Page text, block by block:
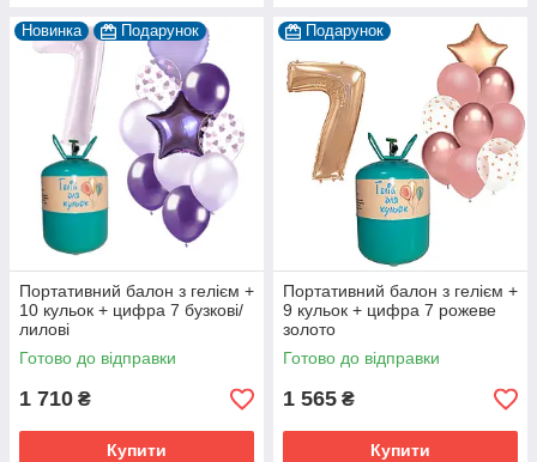
Новинка Подарунок
Портативний балон з гелієм +
10 кульок + цифра 7 бузкові/
лилові
Готово до відправки
1 710 ₴
Купити
Подарунок
Портативний балон з гелієм +
9 кульок + цифра 7 рожеве
золото
Готово до відправки
1 565 ₴
Купити